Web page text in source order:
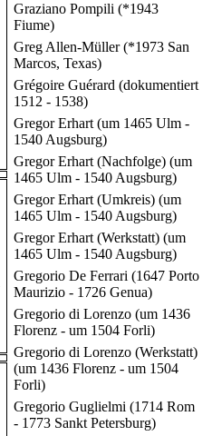
Graziano Pompili (*1943
Fiume)
Greg Allen-Müller (*1973 San
Marcos, Texas)
Grégoire Guérard (dokumentiert
1512 - 1538)
Gregor Erhart (um 1465 Ulm -
1540 Augsburg)
Gregor Erhart (Nachfolge) (um
1465 Ulm - 1540 Augsburg)
Gregor Erhart (Umkreis) (um
1465 Ulm - 1540 Augsburg)
Gregor Erhart (Werkstatt) (um
1465 Ulm - 1540 Augsburg)
Gregorio De Ferrari (1647 Porto
Maurizio - 1726 Genua)
Gregorio di Lorenzo (um 1436
Florenz - um 1504 Forli)
Gregorio di Lorenzo (Werkstatt)
(um 1436 Florenz - um 1504
Forli)
Gregorio Guglielmi (1714 Rom
- 1773 Sankt Petersburg)